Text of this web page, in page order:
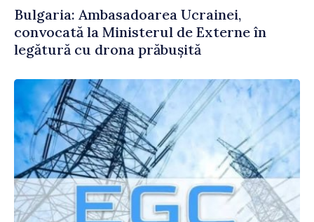
Bulgaria: Ambasadoarea Ucrainei,
convocată la Ministerul de Externe în
legătură cu drona prăbușită